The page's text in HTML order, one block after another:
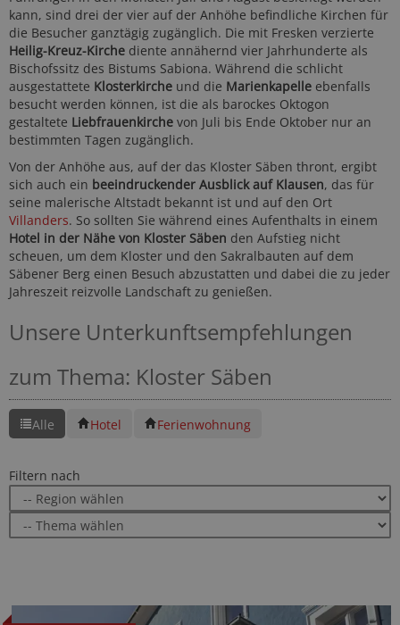
kann, sind drei der vier auf der Anhöhe befindliche Kirchen für
die Besucher ganztägig zugänglich. Die mit Fresken verzierte
Heilig-Kreuz-Kirche diente annähernd vier Jahrhunderte als
Bischofssitz des Bistums Sabiona. Während die schlicht
ausgestattete Klosterkirche und die Marienkapelle ebenfalls
besucht werden können, ist die als barockes Oktogon
gestaltete Liebfrauenkirche von Juli bis Ende Oktober nur an
bestimmten Tagen zugänglich.
Von der Anhöhe aus, auf der das Kloster Säben thront, ergibt
sich auch ein beeindruckender Ausblick auf Klausen, das für
seine malerische Altstadt bekannt ist und auf den Ort
Villanders. So sollten Sie während eines Aufenthalts in einem
Hotel in der Nähe von Kloster Säben den Aufstieg nicht
scheuen, um dem Kloster und den Sakralbauten auf dem
Säbener Berg einen Besuch abzustatten und dabei die zu jeder
Jahreszeit reizvolle Landschaft zu genießen.
Unsere Unterkunftsempfehlungen
zum Thema: Kloster Säben
Alle Hotel Ferienwohnung
Filtern nach